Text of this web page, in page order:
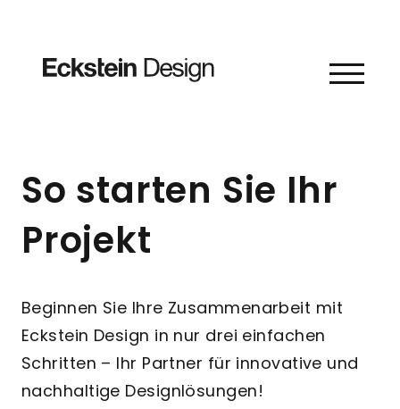
So starten Sie Ihr
Projekt
Beginnen Sie Ihre Zusammenarbeit mit
Eckstein Design in nur drei einfachen
Schritten – Ihr Partner für innovative und
nachhaltige Designlösungen!